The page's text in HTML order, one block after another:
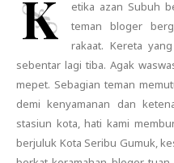
K
etika azan Subuh
teman bloger
rakaat. Kereta
sebentar lagi tiba. Agak
mepet. Sebagian teman
demi kenyamanan dan
stasiun kota, hati kami
berjuluk Kota Seribu Gumuk,